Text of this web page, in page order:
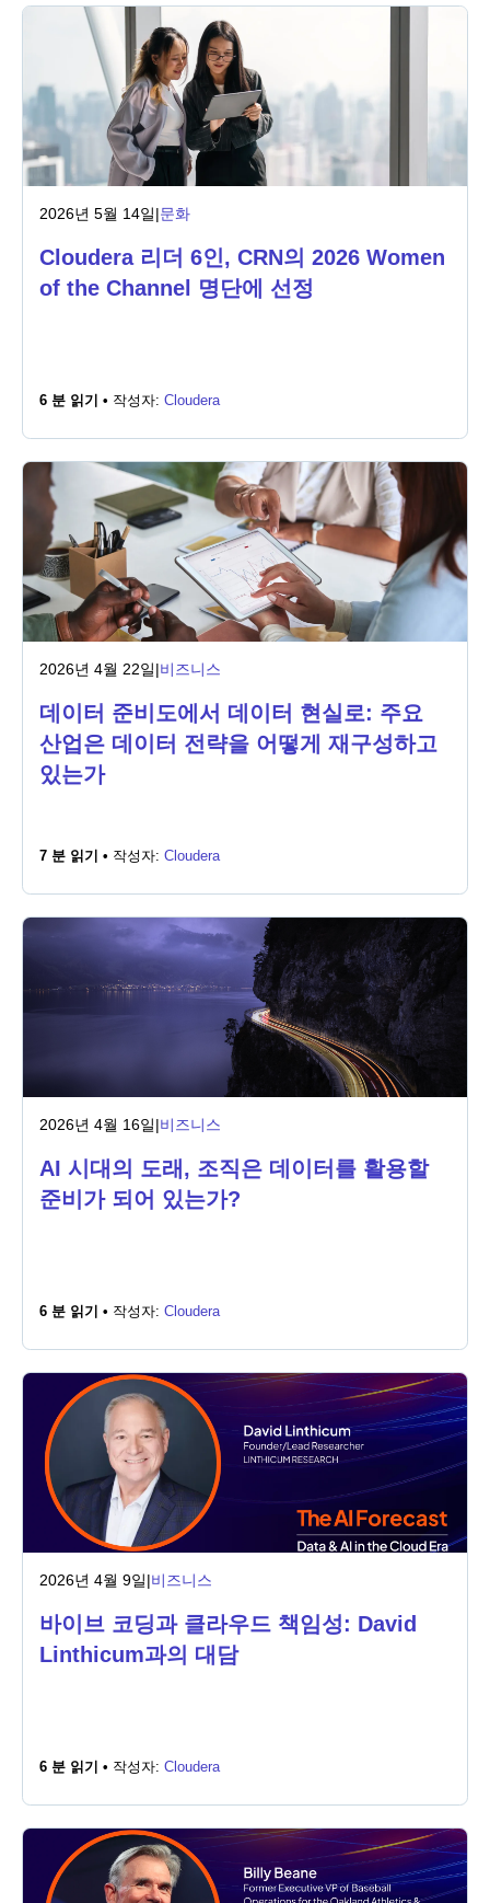
뉴스룸
2026년 5월 14일|문화
Cloudera 리더 6인, CRN의 2026 Women
of the Channel 명단에 선정
6 분 읽기 • 작성자: Cloudera
2026년 4월 22일|비즈니스
데이터 준비도에서 데이터 현실로: 주요
산업은 데이터 전략을 어떻게 재구성하고
있는가
7 분 읽기 • 작성자: Cloudera
2026년 4월 16일|비즈니스
AI 시대의 도래, 조직은 데이터를 활용할
준비가 되어 있는가?
6 분 읽기 • 작성자: Cloudera
2026년 4월 9일|비즈니스
바이브 코딩과 클라우드 책임성: David
Linthicum과의 대담
6 분 읽기 • 작성자: Cloudera